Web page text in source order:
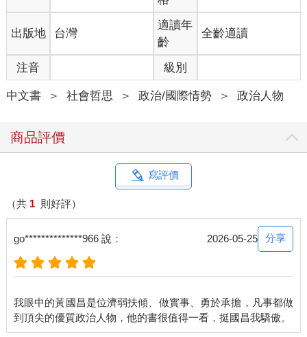
牆的那一邊是學校，這一邊是樂園
那時候，父親的薪水足以支撐全家，我們在新店買了一棟有後
院、可以種樹的大房子。
的距離。那是我童年最得意的捷徑--上課時爬牆過去，放學再爬牆
回來，方便至極。
小學時期的我，過得超級快樂。習慣早起的我，總是陪爸爸吃完
早餐，六點多就翻牆到了學校。絕大多數的時間，我都在玩。從
彈珠、尪仔標（紅仔標）、烤地瓜、看漫畫、抓青蛙，一路玩到
游泳、躲避球、籃球、棒球。對那時的我來說，功課是在學校就
能順手解決的小事，考試則是月考前兩天才需要面對的問題。
家裡永遠有媽媽煮好熱騰騰的飯菜，那是身為家庭主婦的她，給
予我們最安穩的守護。她在閒暇時還去學裁縫、學插花，把家裡
都有爸媽頂著。
出版地 台灣
適讀年
齡
全齡適讀
注音 級別
中文書 ＞ 社會哲思 ＞ 政治/國際情勢 ＞ 政治人物
商品評價
寫評價
（共 1 則好評）
go**************966 說： 2026-05-25 分享
我眼中的黃國昌是位濟弱扶傾、做實事、勇於承擔，凡事都做